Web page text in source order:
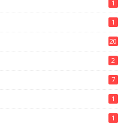
1
1
20
2
7
1
1